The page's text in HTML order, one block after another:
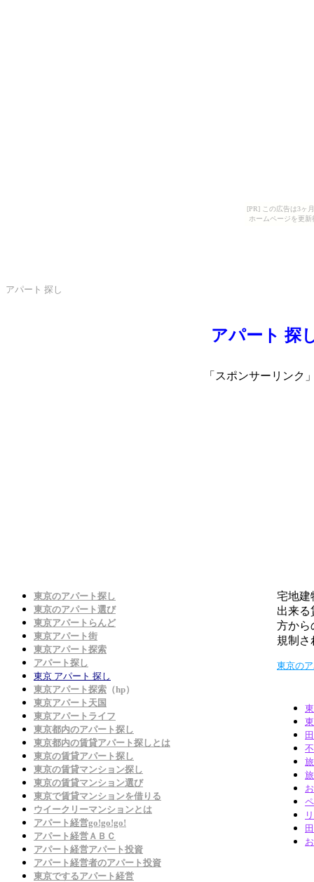
[PR] この広告は3ヶ
ホームページを更
アパート 探し
アパート 探
「スポンサーリンク
東京のアパート探し
東京のアパート選び
東京アパートらんど
東京アパート街
東京アパート探索
アパート探し
東京 アパート 探し
東京アパート探索 （hp）
東京アパート天国
東京アパートライフ
東京都内のアパート探し
東京都内の賃貸アパート探しとは
東京の賃貸アパート探し
東京の賃貸マンション探し
東京の賃貸マンション選び
東京で賃貸マンションを借りる
ウイークリーマンションとは
アパート経営go!go!go!
アパート経営ＡＢＣ
アパート経営アパート投資
アパート経営者のアパート投資
東京でするアパート経営
宅地建
出来る
方から
規制さ
東京の